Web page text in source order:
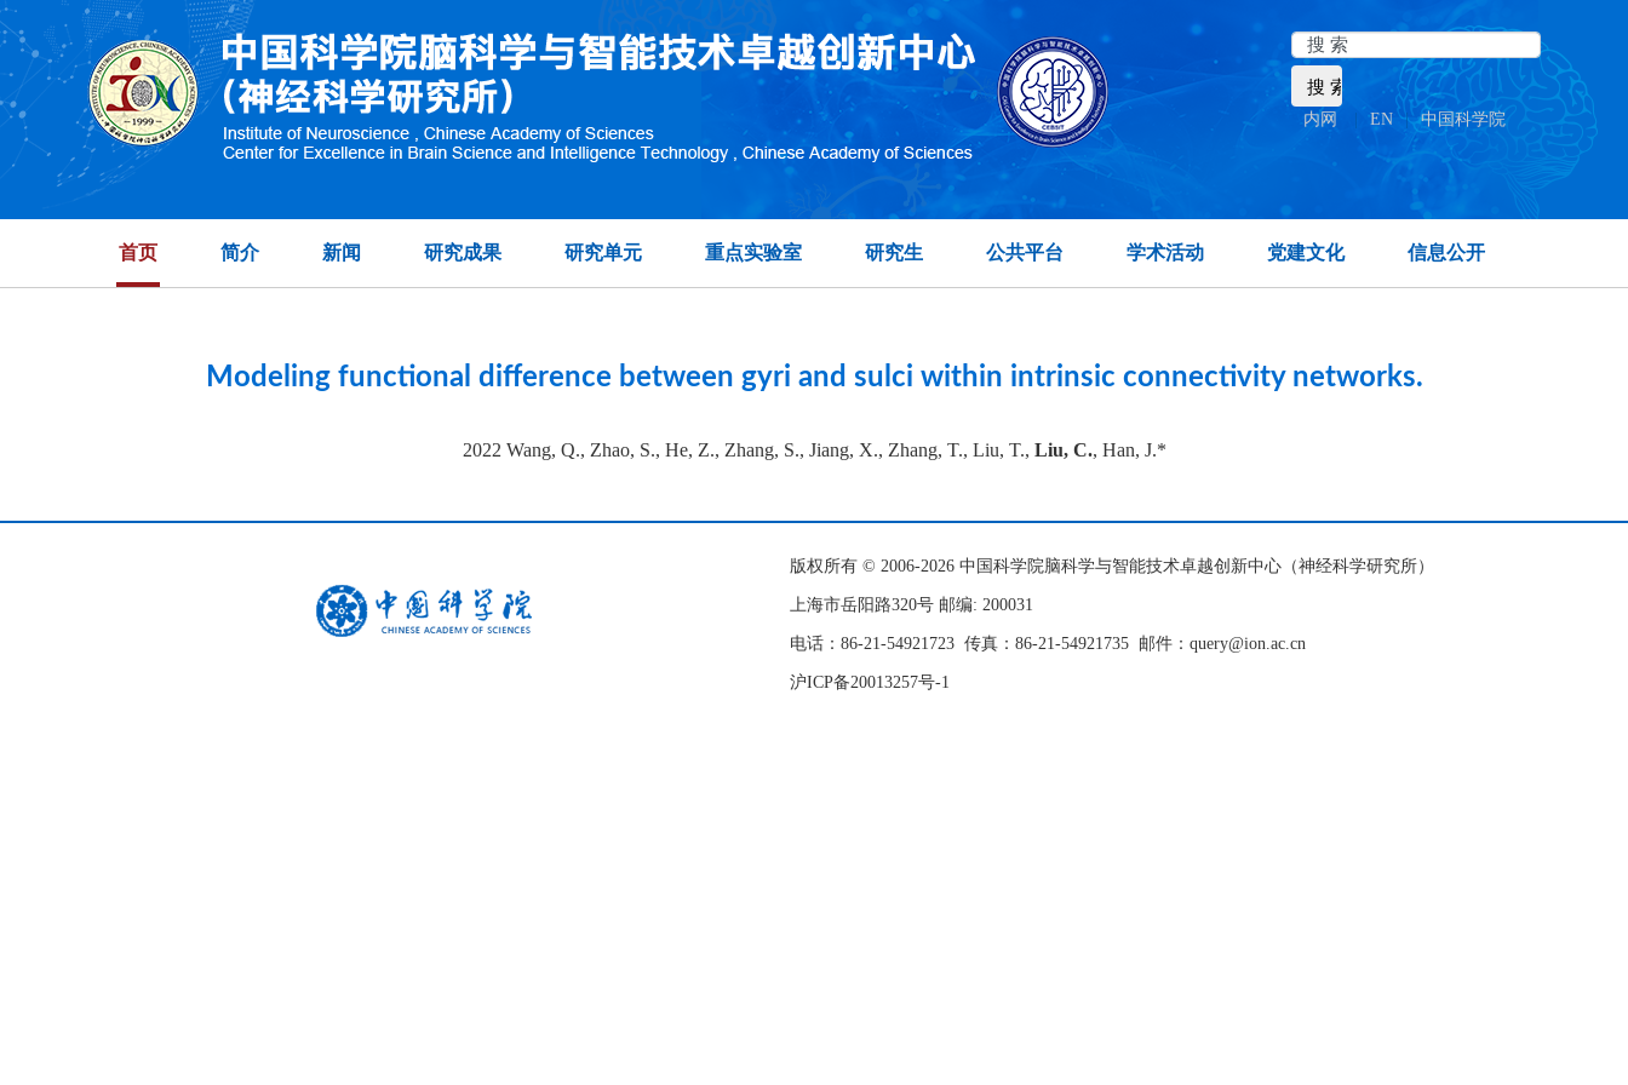
内网 EN | 中国科学院
首页 简介 新闻 研究成果 研究单元 重点实验室 研究生 公共平台 学术活动 党建文化 信息公开
High-dimensional topographic organization of visual features in the primate temporal lobe.
Modeling functional difference between gyri and sulci within intrinsic connectivity networks.
2022 Wang, Q., Zhao, S., He, Z., Zhang, S., Jiang, X., Zhang, T., Liu, T., Liu, C., Han, J.*
版权所有 © 2006-2026 中国科学院脑科学与智能技术卓越创新中心（神经科学研究所）
上海市岳阳路320号 邮编: 200031
电话：86-21-54921723 传真：86-21-54921735 邮件：query@ion.ac.cn
沪ICP备20013257号-1